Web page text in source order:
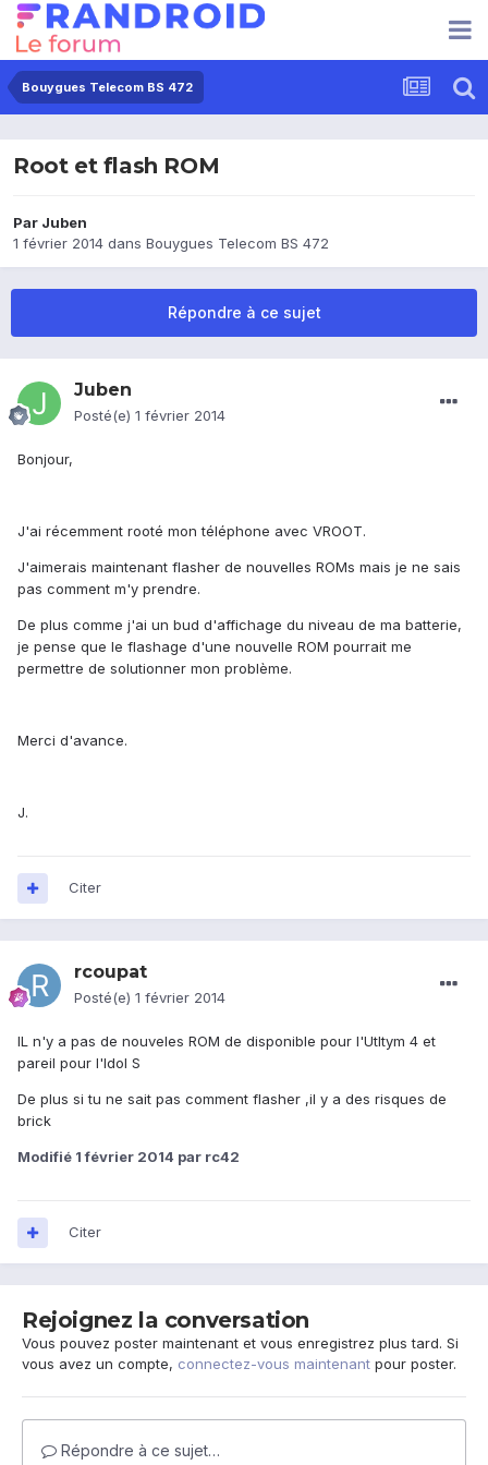
Bouygues Telecom BS 472
Root et flash ROM
Par Juben
1 février 2014 dans Bouygues Telecom BS 472
Répondre à ce sujet
Juben
Posté(e) 1 février 2014
Bonjour,
J'ai récemment rooté mon téléphone avec VROOT.
J'aimerais maintenant flasher de nouvelles ROMs mais je ne sais
pas comment m'y prendre.
De plus comme j'ai un bud d'affichage du niveau de ma batterie,
je pense que le flashage d'une nouvelle ROM pourrait me
permettre de solutionner mon problème.
Merci d'avance.
J.
Citer
rcoupat
Posté(e) 1 février 2014
IL n'y a pas de nouveles ROM de disponible pour l'Utltym 4 et
pareil pour l'Idol S
De plus si tu ne sait pas comment flasher ,il y a des risques de
brick
Modifié 1 février 2014 par rc42
Citer
Rejoignez la conversation
Vous pouvez poster maintenant et vous enregistrez plus tard. Si
vous avez un compte, connectez-vous maintenant pour poster.
Répondre à ce sujet…